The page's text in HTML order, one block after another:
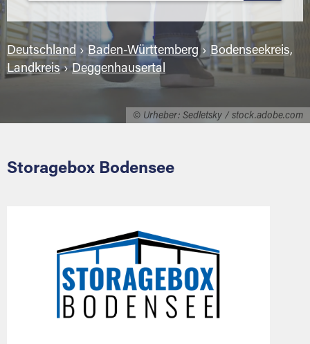
© Urheber: Sedletsky / stock.adobe.com
Deutschland › Baden-Württemberg › Bodenseekreis,
Landkreis›Deggenhausertal
Storagebox Bodensee